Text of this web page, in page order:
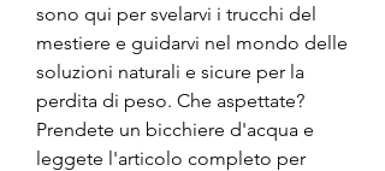
sono qui per svelarvi i trucchi del
mestiere e guidarvi nel mondo delle
soluzioni naturali e sicure per la
perdita di peso. Che aspettate?
Prendete un bicchiere d'acqua e
leggete l'articolo completo per